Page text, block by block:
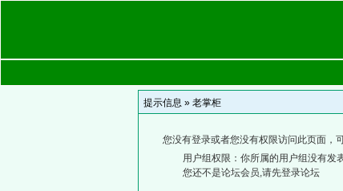
提示信息 » 老掌柜
您没有登录或者您没有权限访问此页面，
用户组权限：你所属的用户组没有发
您还不是论坛会员,请先登录论坛